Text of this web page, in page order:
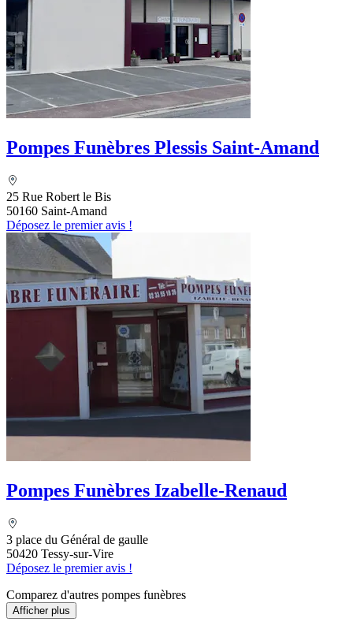
Pompes Funèbres Plessis Saint-Amand
25 Rue Robert le Bis
50160 Saint-Amand
Déposez le premier avis !
Pompes Funèbres Izabelle-Renaud
3 place du Général de gaulle
50420 Tessy-sur-Vire
Déposez le premier avis !
Comparez d'autres pompes funèbres
Afficher plus